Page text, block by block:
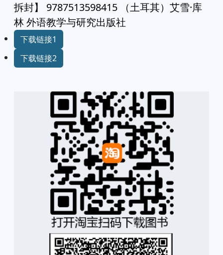
拆封】 9787513598415 （土耳其）艾雪·库
林 外语教学与研究出版社
下载链接1
下载链接2